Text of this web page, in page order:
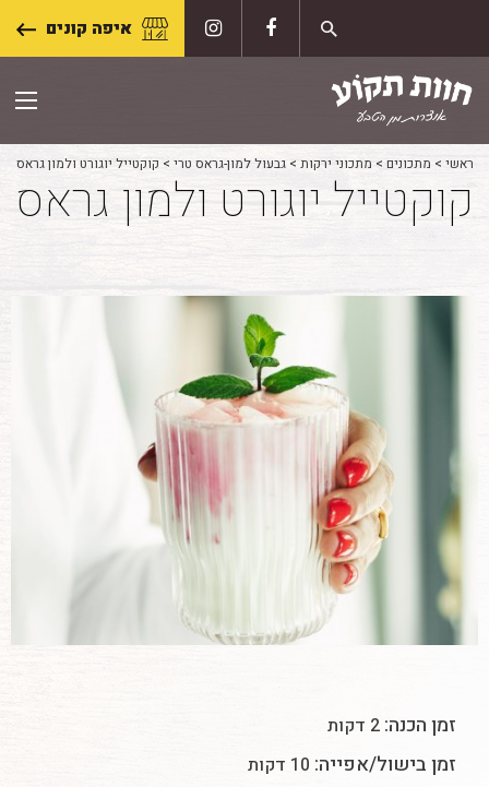
content
איפה קונים
ראשי > מתכונים > מתכוני ירקות >גבעול למון-גראס טרי > קוקטייל יוגורט ולמון גראס
קוקטייל יוגורט ולמון גראס
זמן הכנה: 2 דקות
זמן בישול/אפייה: 10 דקות